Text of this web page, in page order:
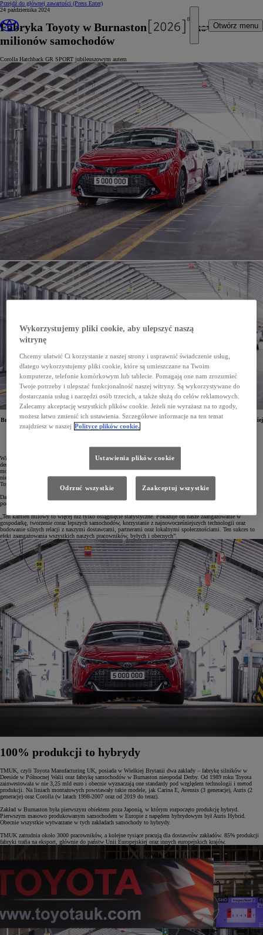
Przejdź do głównej zawartości (Press Enter)
Otwórz menu
24 października 2024
Fabryka Toyoty w Burnaston wyprodukowała 5
milionów samochodów
Corolla Hatchback GR SPORT jubileuszowym autem
Brytyjski zakład Toyoty w Burnaston wyprodukował już 5 milionów samochodów. Fabryka w Wielkiej
Brytanii była pierwszymi zakładem poza Japonią, w którym rozpoczęto montaż aut hybrydowych.
Jubileuszowym 5-milionowym autem okazała się Toyota Corolla Hatchback w wersji GR SPORT.
Wielka Brytania odgrywa niezwykle istotną rolę w europejskiej sieci produkcji Toyoty. Japoński koncern
decyzję o wytwarzaniu aut i podzespołów w tym kraju ogłosił w 1989 roku, a w grudniu 1992 roku z linii
montażowej w Burnaston zjechał pierwszy samochód – Toyota Carina E. W październiku 2024, czyli po
niespełna 32 latach, zakłady opuściło 5-milionowe auto. Jubileuszowym modelem okazała się hybrydowa
Toyota Corolla Hatchback w wersji GR SPORT.
Dariusz Mikołajczak, dyrektor zarządzający fabryki w Burnaston, podsumowując dokonania zakładu,
podkreślił:
„Ten kamień milowy to więcej niż tylko osiągnięcie statystyczne. Pokazuje on nasze zaangażowanie w
gospodarkę, tworzenie coraz lepszych samochodów, korzystanie z najnowocześniejszych technologii oraz
budowanie silnych relacji z naszymi dostawcami, partnerami oraz lokalnymi społecznościami. Ten sukces to
efekt zaangażowania wszystkich naszych pracowników, byłych i obecnych”.
100% produkcji to hybrydy
TMUK, czyli Toyota Manufacturing UK, posiada w Wielkiej Brytanii dwa zakłady – fabrykę silników w
Deeside w Północnej Walii oraz fabrykę samochodów w Burnaston nieopodal Derby. Od 1989 roku Toyota
zainwestowała w nie 3,25 mld euro i obecnie wyznaczają one standardy pod względem technologii i metod
produkcji. Na liniach montażowych powstawały takie modele, jak Carina E, Avensis (3 generacje), Auris (2
generacje) oraz Corolla (w latach 1998-2007 oraz od 2019 do teraz).
Zakład w Burnaston była pierwszym obiektem poza Japonią, w którym rozpoczęto produkcję hybryd.
Pierwszym masowo produkowanym samochodem w Europie z napędem hybrydowym był Auris Hybrid.
Obecnie wszystkie wytwarzane w tych zakładach samochody to hybrydy.
TMUK zatrudnia około 3000 pracowników, a kolejne tysiące pracują dla dostawców zakładów. 85% produkcji
fabryki trafia na eksport, głównie do państw Unii Europejskiej oraz innych europejskich krajów.
Wykorzystujemy pliki cookie, aby ulepszyć naszą
witrynę
Chcemy ułatwić Ci korzystanie z naszej strony i usprawnić świadczenie usług,
dlatego wykorzystujemy pliki cookie, które są umieszczane na Twoim
komputerze, telefonie komórkowym lub tablecie. Pomagają one nam zrozumieć
Twoje potrzeby i ulepszać funkcjonalność naszej witryny. Są wykorzystywane do
dostarczania usług i narzędzi osób trzecich, a także służą do celów reklamowych.
Zalecamy akceptację wszystkich plików cookie. Jeżeli nie wyrażasz na to zgody,
możesz łatwo zmienić ich ustawienia. Szczegółowe informacje na ten temat
znajdziesz w naszej Polityce plików cookie.
Ustawienia plików cookie
Odrzuć wszystkie Zaakceptuj wszystkie